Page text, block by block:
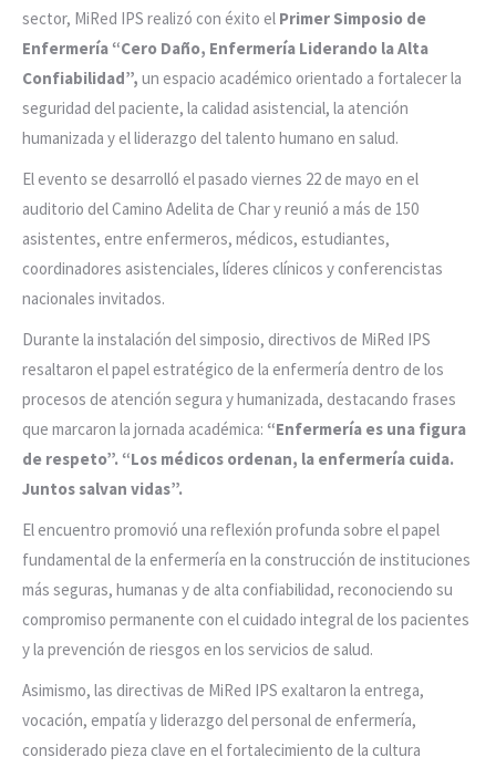
sector, MiRed IPS realizó con éxito el Primer Simposio de
Enfermería “Cero Daño, Enfermería Liderando la Alta
Confiabilidad”, un espacio académico orientado a fortalecer la
seguridad del paciente, la calidad asistencial, la atención
humanizada y el liderazgo del talento humano en salud.
El evento se desarrolló el pasado viernes 22 de mayo en el
auditorio del Camino Adelita de Char y reunió a más de 150
asistentes, entre enfermeros, médicos, estudiantes,
coordinadores asistenciales, líderes clínicos y conferencistas
nacionales invitados.
Durante la instalación del simposio, directivos de MiRed IPS
resaltaron el papel estratégico de la enfermería dentro de los
procesos de atención segura y humanizada, destacando frases
que marcaron la jornada académica: “Enfermería es una figura
de respeto”. “Los médicos ordenan, la enfermería cuida.
Juntos salvan vidas”.
El encuentro promovió una reflexión profunda sobre el papel
fundamental de la enfermería en la construcción de instituciones
más seguras, humanas y de alta confiabilidad, reconociendo su
compromiso permanente con el cuidado integral de los pacientes
y la prevención de riesgos en los servicios de salud.
Asimismo, las directivas de MiRed IPS exaltaron la entrega,
vocación, empatía y liderazgo del personal de enfermería,
considerado pieza clave en el fortalecimiento de la cultura